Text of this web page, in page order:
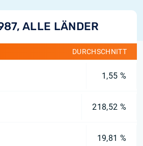
ALLE LÄNDER
DURCHSCHNITT
1,55 %
218,52 %
19,81 %